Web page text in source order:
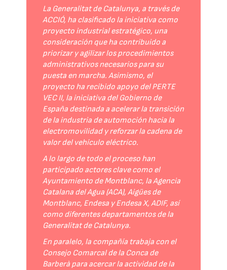
La Generalitat de Catalunya, a través de
ACCIÓ, ha clasificado la iniciativa como
proyecto industrial estratégico, una
consideración que ha contribuido a
priorizar y agilizar los procedimientos
administrativos necesarios para su
puesta en marcha. Asimismo, el
proyecto ha recibido apoyo del PERTE
VEC II, la iniciativa del Gobierno de
España destinada a acelerar la transición
de la industria de automoción hacia la
electromovilidad y reforzar la cadena de
valor del vehículo eléctrico.
A lo largo de todo el proceso han
participado actores clave como el
Ayuntamiento de Montblanc, la Agencia
Catalana del Agua (ACA), Aigües de
Montblanc, Endesa y Endesa X, ADIF, así
como diferentes departamentos de la
Generalitat de Catalunya.
En paralelo, la compañía trabaja con el
Consejo Comarcal de la Conca de
Barberà para acercar la actividad de la